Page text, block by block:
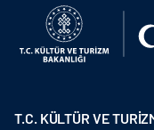
T.C. KÜLTÜR VE